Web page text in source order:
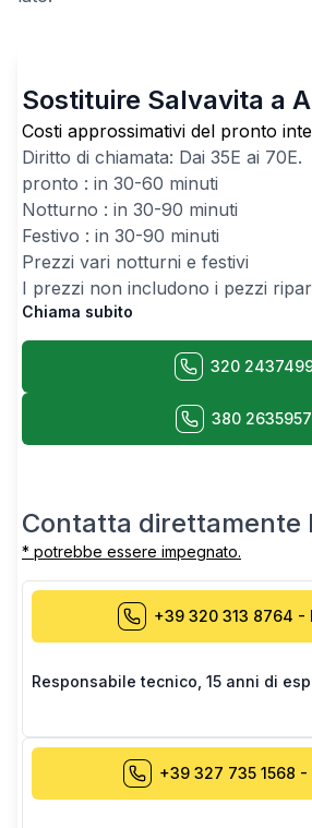
Sostituire Salvavita a
Costi approssimativi del pronto
Diritto di chiamata: Dai 35E ai 70E.
pronto : in 30-60 minuti
Notturno : in 30-90 minuti
Festivo : in 30-90 minuti
Prezzi vari notturni e festivi
I prezzi non includono i pezzi
Chiama subito
320
380 2635957
Contatta direttamente
* potrebbe essere impegnato.
+39 320 313 8764 -
Responsabile tecnico 15 anni di
+39 327 735 1568 -